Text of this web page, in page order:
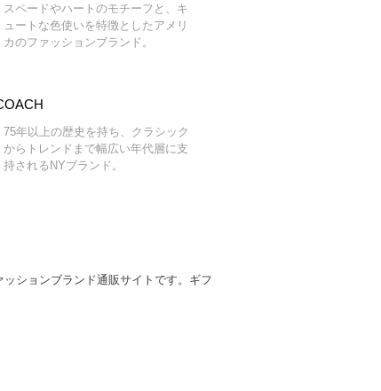
スペードやハートのモチーフと、キ
ュートな色使いを特徴としたアメリ
カのファッションブランド。
75年以上の歴史を持ち、クラシック
からトレンドまで幅広い年代層に支
持されるNYブランド。
ションブランド通販サイトです。ギフ